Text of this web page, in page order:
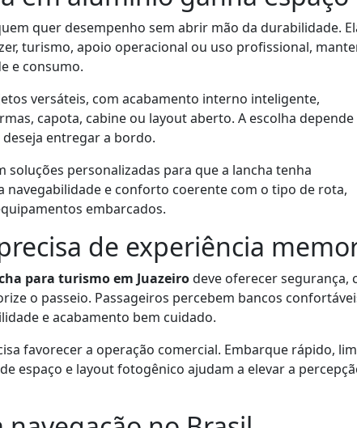
quer desempenho sem abrir mão da durabilidade.
turismo, apoio operacional ou uso profissional,
e consumo.
versáteis, com acabamento interno inteligente,
capota, cabine ou layout aberto. A escolha depende
entregar a bordo.
soluções personalizadas para que a lancha tenha
navegabilidade e conforto coerente com o tipo de rota,
embarcados.
de experiência
para turismo em Juazeirodeve oferecer segurança,
o passeio. Passageiros percebem bancos
e acabamento bem cuidado.
favorecer a operação comercial. Embarque rápido,
espaço e layout fotogênico ajudam a elevar a